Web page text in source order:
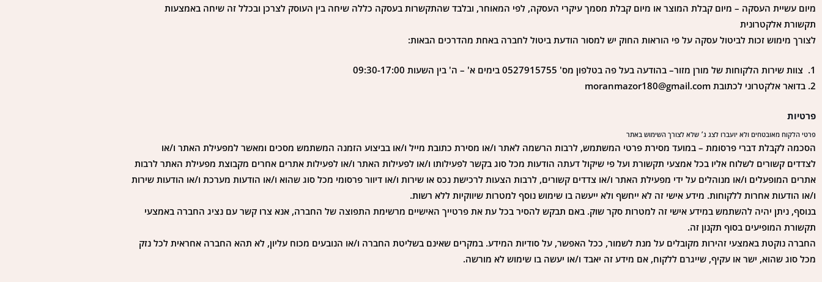
מיום עשיית העסקה – מיום קבלת המוצר או מיום קבלת מסמך עיקרי העסקה, לפי המאוחר, ובלבד שהתקשרות בעסקה כללה שיחה בין העוסק לצרכן ובכלל זה שיחה באמצעות
תקשורת אלקטרונית
לצורך מימוש זכות לביטול עסקה על פי הוראות החוק יש למסור הודעת ביטול לחברה באחת מהדרכים הבאות:
1. צוות שירות הלקוחות של מורן מזור– בהודעה בעל פה בטלפון מס' 0527915755 בימים א' – ה' בין השעות 09:30-17:00
2. בדואר אלקטרוני לכתובת moranmazor180@gmail.com
פרטיות
פרטי הלקוח מאובטחים ולא יועברו לצג ג׳ שלא לצורך השימוש באתר
הסכמה לקבלת דברי פרסומת – במועד מסירת פרטי המשתמש, לרבות הרשמה לאתר ו/או מסירת כתובת מייל ו/או בביצוע הזמנה המשתמש מסכים ומאשר למפעילת האתר ו/או
לצדדים קשורים לשלוח אליו בכל אמצעי תקשורת ועל פי שיקול דעתה הודעות מכל סוג בקשר לפעילותו ו/או לפעילות האתר ו/או לפעילות אתרים אחרים מקבוצת מפעילת האתר לרבות
אתרים המופעלים ו/או מנוהלים על ידי מפעילת האתר ו/או צדדים קשורים, לרבות הצעות לרכישת נכס או שירות ו/או דיוור פרסומי מכל סוג שהוא ו/או הודעות מערכת ו/או הודעות שירות
ו/או הודעות אחרות ללקוחות. מידע אישי זה לא ייחשף ולא ייעשה בו שימוש נוסף למטרות שיווקיות ללא רשות.
בנוסף, ניתן יהיה להשתמש במידע אישי זה למטרות סקר שוק. באם תבקש להסיר בכל עת את פרטייך האישיים מרשימת התפוצה של החברה, אנא צרו קשר עם נציג החברה באמצעי
תקשורת המופיעים בסוף תקנון זה.
החברה נוקטת באמצעי זהירות מקובלים על מנת לשמור, ככל האפשר, על סודיות המידע. במקרים שאינם בשליטת החברה ו/או הנובעים מכוח עליון, לא תהא החברה אחראית לכל נזק
מכל סוג שהוא, ישר או עקיף, שייגרם ללקוח, אם מידע זה יאבד ו/או יעשה בו שימוש לא מורשה.